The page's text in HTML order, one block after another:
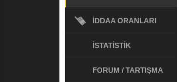
İDDAA ORANLARI
İSTATISTIK
FORUM / TARTIŞMA